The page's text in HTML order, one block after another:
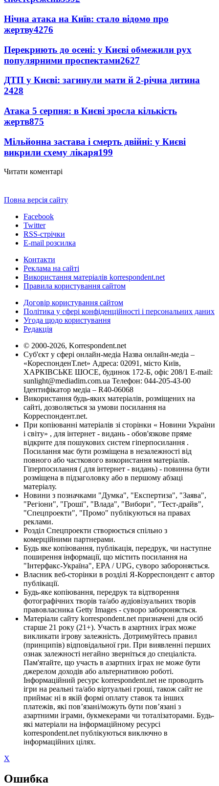
Нічна атака на Київ: стало відомо про
жертву4276
Перекриють до осені: у Києві обмежили рух
популярними проспектами2627
ДТП у Києві: загинули мати й 2-річна дитина
2428
Атака 5 серпня: в Києві зросла кількість
жертв875
Мільйонна застава і смерть двійні: у Києві
викрили схему лікаря199
Читати коментарі
Повна версія сайту
Facebook
Twitter
RSS-стрічки
E-mail розсилка
Контакти
Реклама на сайті
Використання матеріалів korrespondent.net
Правила користування сайтом
Договір користування сайтом
Політика у сфері конфіденційності і персональних даних
Угода щодо користування
Редакція
© 2000-2026, Korrespondent.net
Суб'єкт у сфері онлайн-медіа Назва онлайн-медіа –
«КореспонденТ.net» Адреса: 02091, місто Київ,
ХАРКІВСЬКЕ ШОСЕ, будинок 172-Б, офіс 208/1 E-mail:
sunlight@mediadim.com.ua Телефон: 044-205-43-00
Ідентифікатор медіа – R40-06068
Використання будь-яких матеріалів, розміщених на
сайті, дозволяється за умови посилання на
Корреспондент.net.
При копіюванні матеріалів зі сторінки « Новини України
і світу» , для інтернет - видань - обов'язкове пряме
відкрите для пошукових систем гіперпосилання .
Посилання має бути розміщена в незалежності від
повного або часткового використання матеріалів.
Гіперпосилання ( для інтернет - видань) - повинна бути
розміщена в підзаголовку або в першому абзаці
матеріалу.
Новини з позначками "Думка", "Експертиза", "Заява",
"Регіони", "Гроші", "Влада", "Вибори", "Тест-драйв",
"Спецпроекти", "Промо" публікуються на правах
реклами.
Розділ Спецпроекти створюється спільно з
комерційними партнерами.
Будь яке копіювання, публікація, передрук, чи наступне
поширення інформації, що містить посилання на
"Інтерфакс-Україна", EPA / UPG, суворо забороняється.
Власник веб-сторінки в розділі Я-Корреспондент є автор
публікації.
Будь-яке копіювання, передрук та відтворення
фотографічних творів та/або аудіовізуальних творів
правовласника Getty Images - суворо забороняється.
Матеріали сайту korrespondent.net призначені для осіб
старше 21 року (21+). Участь в азартних іграх може
викликати ігрову залежність. Дотримуйтесь правил
(принципів) відповідальної гри. При виявленні перших
ознак залежності негайно зверніться до спеціаліста.
Пам'ятайте, що участь в азартних іграх не може бути
джерелом доходів або альтернативою роботі.
Інформаційний ресурс korrespondent.net не проводить
ігри на реальні та/або віртуальні гроші, також сайт не
приймає ні в якій формі оплату ставок та інших
платежів, які пов’язані/можуть бути пов’язані з
азартними іграми, букмекерами чи тоталізаторами. Будь-
які матеріали на інформаційному ресурсі
korrespondent.net публікуються виключно в
інформаційних цілях.
X
Ошибка